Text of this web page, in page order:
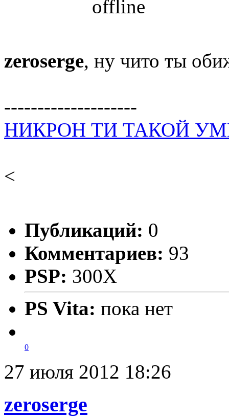
zeroserge, ну чито ты
--------------------
НИКРОН ТИ ТАКОЙ
<
Публикаций: 0
Комментариев: 93
PSP: 300X
PS Vita: пока нет
0
27 июля 2012 18:26
zeroserge